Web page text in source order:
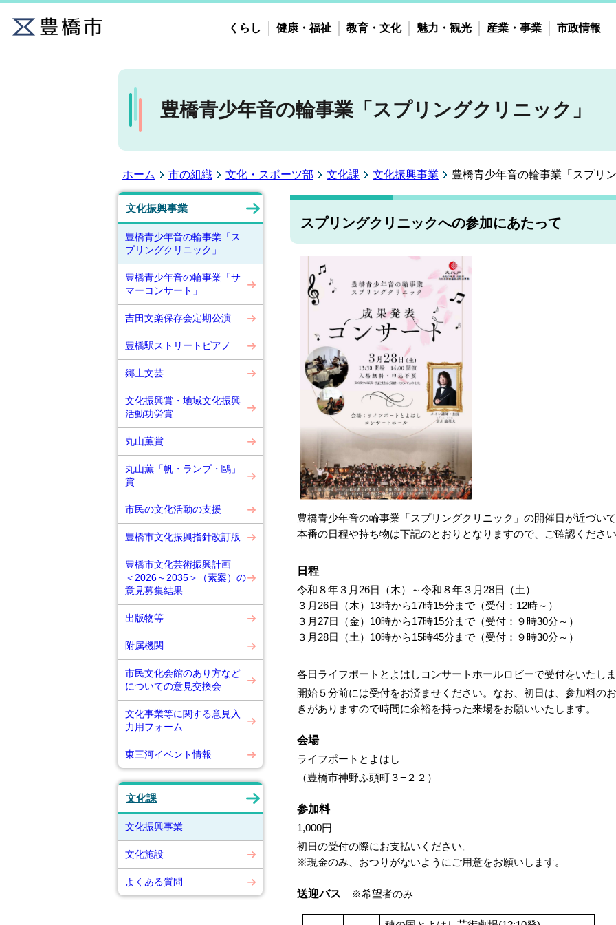
くらし 健康・福祉 教育・文化 魅力・観光 産業・事業 市政情報
豊橋青少年音の輪事業「スプリングクリニック」
ホーム 市の組織 文化・スポーツ部 文化課 文化振興事業 豊橋青少年音の輪事業「スプリ
文化振興事業
豊橋青少年音の輪事業「ス
プリングクリニック」
豊橋青少年音の輪事業「サ
マーコンサート」
吉田文楽保存会定期公演
豊橋駅ストリートピアノ
郷土文芸
文化振興賞・地域文化振興
活動功労賞
丸山薫賞
丸山薫「帆・ランプ・鷗」
賞
市民の文化活動の支援
豊橋市文化振興指針改訂版
豊橋市文化芸術振興計画
＜2026～2035＞（素案）の
意見募集結果
出版物等
附属機関
市民文化会館のあり方など
についての意見交換会
文化事業等に関する意見入
力用フォーム
東三河イベント情報
文化課
文化振興事業
文化施設
よくある質問
スプリングクリニックへの参加にあたって
豊橋青少年音の輪事業「スプリングクリニック」の開催日が近づいて
本番の日程や持ち物は下記のとおりとなりますので、ご確認ください
日程
令和８年３月26日（木）～令和８年３月28日（土）
３月26日（木）13時から17時15分まで（受付：12時～）
３月27日（金）10時から17時15分まで（受付：９時30分～）
３月28日（土）10時から15時45分まで（受付：９時30分～）
各日ライフポートとよはしコンサートホールロビーで受付をいたしま
開始５分前には受付をお済ませください。なお、初日は、参加料の
きがありますので時間に余裕を持った来場をお願いいたします。
会場
ライフポートとよはし
（豊橋市神野ふ頭町３−２２）
参加料
1,000円
初日の受付の際にお支払いください。
※現金のみ、おつりがないようにご用意をお願いします。
送迎バス ※希望者のみ